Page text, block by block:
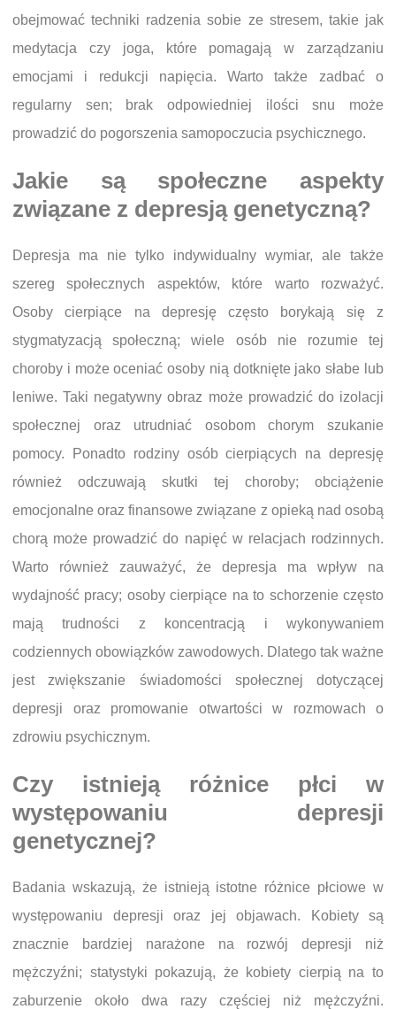
obejmować techniki radzenia sobie ze stresem, takie jak
medytacja czy joga, które pomagają w zarządzaniu
emocjami i redukcji napięcia. Warto także zadbać o
regularny sen; brak odpowiedniej ilości snu może
prowadzić do pogorszenia samopoczucia psychicznego.
Jakie są społeczne aspekty
związane z depresją genetyczną?
Depresja ma nie tylko indywidualny wymiar, ale także
szereg społecznych aspektów, które warto rozważyć.
Osoby cierpiące na depresję często borykają się z
stygmatyzacją społeczną; wiele osób nie rozumie tej
choroby i może oceniać osoby nią dotknięte jako słabe lub
leniwe. Taki negatywny obraz może prowadzić do izolacji
społecznej oraz utrudniać osobom chorym szukanie
pomocy. Ponadto rodziny osób cierpiących na depresję
również odczuwają skutki tej choroby; obciążenie
emocjonalne oraz finansowe związane z opieką nad osobą
chorą może prowadzić do napięć w relacjach rodzinnych.
Warto również zauważyć, że depresja ma wpływ na
wydajność pracy; osoby cierpiące na to schorzenie często
mają trudności z koncentracją i wykonywaniem
codziennych obowiązków zawodowych. Dlatego tak ważne
jest zwiększanie świadomości społecznej dotyczącej
depresji oraz promowanie otwartości w rozmowach o
zdrowiu psychicznym.
Czy istnieją różnice płci w
występowaniu depresji
genetycznej?
Badania wskazują, że istnieją istotne różnice płciowe w
występowaniu depresji oraz jej objawach. Kobiety są
znacznie bardziej narażone na rozwój depresji niż
mężczyźni; statystyki pokazują, że kobiety cierpią na to
zaburzenie około dwa razy częściej niż mężczyźni.